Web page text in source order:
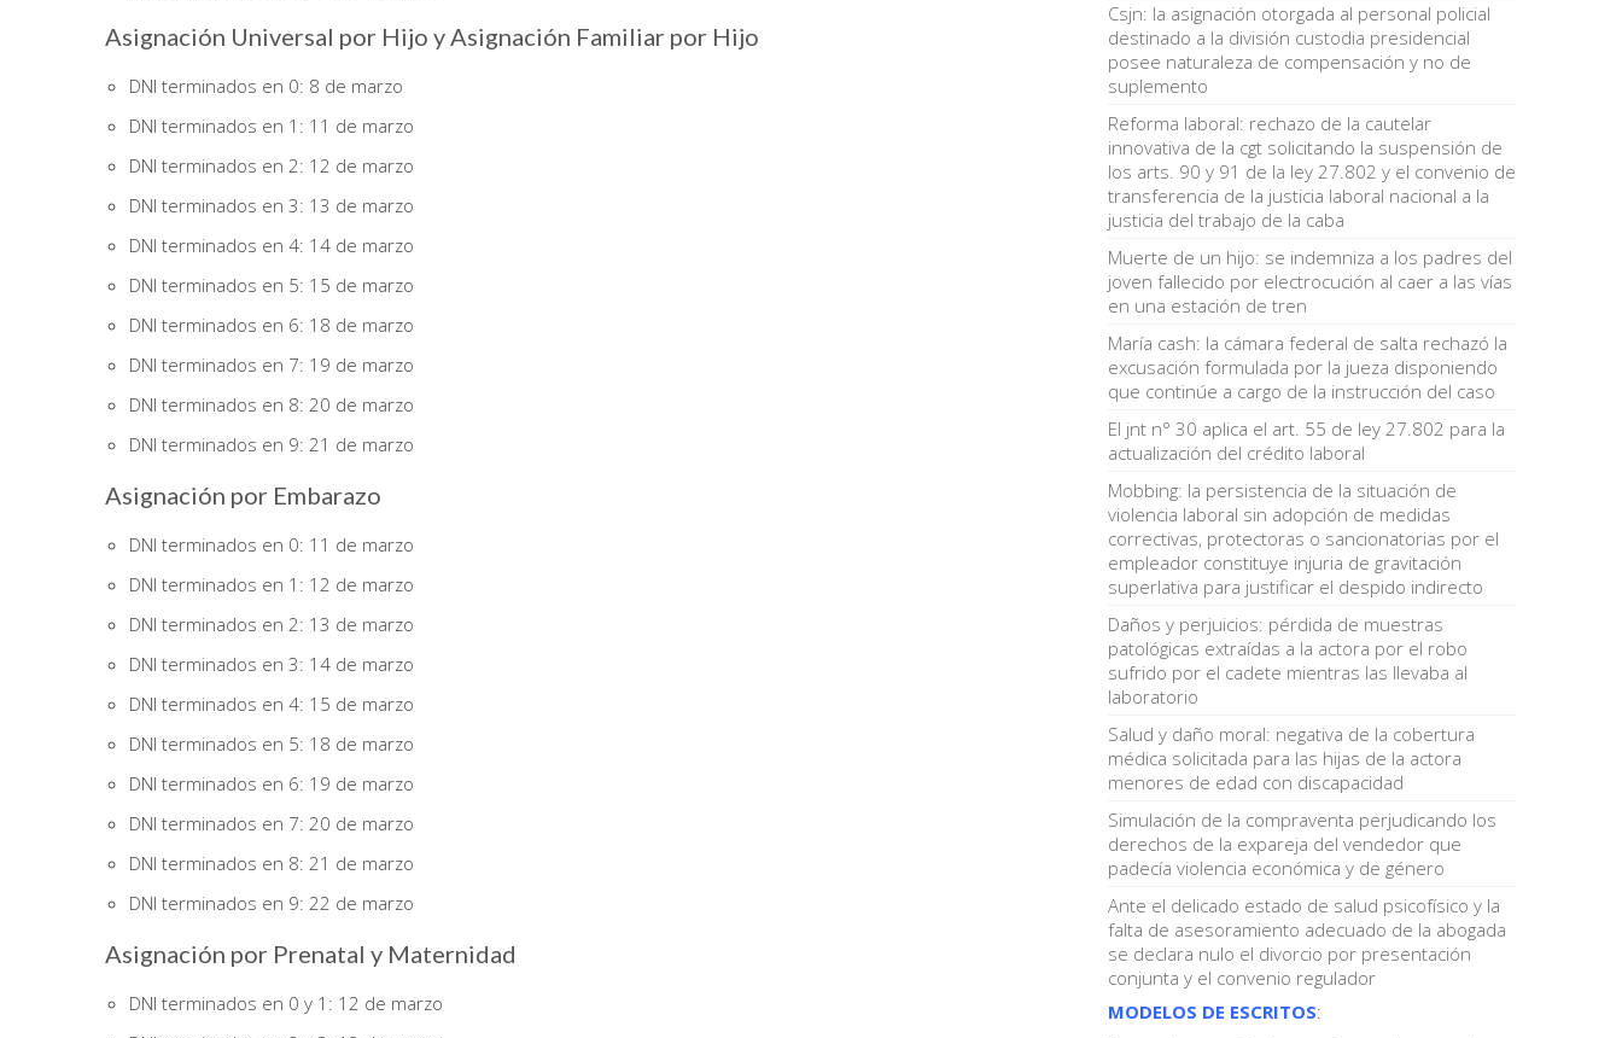
Asignación Universal por Hijo y Asignación Familiar por Hijo
DNI terminados en 0: 8 de marzo
DNI terminados en 1: 11 de marzo
DNI terminados en 2: 12 de marzo
DNI terminados en 3: 13 de marzo
DNI terminados en 4: 14 de marzo
DNI terminados en 5: 15 de marzo
DNI terminados en 6: 18 de marzo
DNI terminados en 7: 19 de marzo
DNI terminados en 8: 20 de marzo
DNI terminados en 9: 21 de marzo
Asignación por Embarazo
DNI terminados en 0: 11 de marzo
DNI terminados en 1: 12 de marzo
DNI terminados en 2: 13 de marzo
DNI terminados en 3: 14 de marzo
DNI terminados en 4: 15 de marzo
DNI terminados en 5: 18 de marzo
DNI terminados en 6: 19 de marzo
DNI terminados en 7: 20 de marzo
DNI terminados en 8: 21 de marzo
DNI terminados en 9: 22 de marzo
Asignación por Prenatal y Maternidad
DNI terminados en 0 y 1: 12 de marzo
Csjn: la asignación otorgada al personal policial
destinado a la división custodia presidencial
posee naturaleza de compensación y no de
suplemento
Reforma laboral: rechazo de la cautelar
innovativa de la cgt solicitando la suspensión de
los arts. 90 y 91 de la ley 27.802 y el convenio de
transferencia de la justicia laboral nacional a la
justicia del trabajo de la caba
Muerte de un hijo: se indemniza a los padres del
joven fallecido por electrocución al caer a las vías
en una estación de tren
María cash: la cámara federal de salta rechazó la
excusación formulada por la jueza disponiendo
que continúe a cargo de la instrucción del caso
El jnt n° 30 aplica el art. 55 de ley 27.802 para la
actualización del crédito laboral
Mobbing: la persistencia de la situación de
violencia laboral sin adopción de medidas
correctivas, protectoras o sancionatorias por el
empleador constituye injuria de gravitación
superlativa para justificar el despido indirecto
Daños y perjuicios: pérdida de muestras
patológicas extraídas a la actora por el robo
sufrido por el cadete mientras las llevaba al
laboratorio
Salud y daño moral: negativa de la cobertura
médica solicitada para las hijas de la actora
menores de edad con discapacidad
Simulación de la compraventa perjudicando los
derechos de la expareja del vendedor que
padecía violencia económica y de género
Ante el delicado estado de salud psicofísico y la
falta de asesoramiento adecuado de la abogada
se declara nulo el divorcio por presentación
conjunta y el convenio regulador
MODELOS DE ESCRITOS: